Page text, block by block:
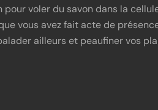
voler du savon dans la
vous avez fait acte de
ailleurs et peaufiner vos